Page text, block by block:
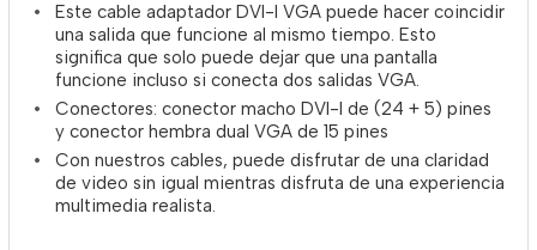
Este cable adaptador DVI-I VGA puede hacer coincidir
una salida que funcione al mismo tiempo. Esto
significa que solo puede dejar que una pantalla
funcione incluso si conecta dos salidas VGA.
Conectores: conector macho DVI-I de (24 + 5) pines
y conector hembra dual VGA de 15 pines
Con nuestros cables, puede disfrutar de una claridad
de video sin igual mientras disfruta de una experiencia
multimedia realista.